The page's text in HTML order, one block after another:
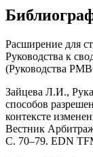
Расширение для
Руководства к
(Руководства
Зайцева Л.И.,
способов
контексте
Вестник
С. 70–79. EDN